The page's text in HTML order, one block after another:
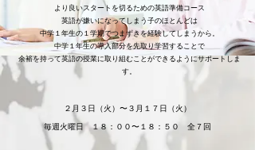
より良いスタートを切るための英語準備コース
​英語が嫌いになってしまう子のほとんどは
中学１年生の１学期でつまずきを経験してしまうから。
中学１年生の導入部分を先取り学習することで
余裕を持って英語の授業に取り組むことができるようにサポートしま
す。
２月３日（火）〜３月１７日（火）
毎週火曜日 １８：００〜１８：５０ 全７回